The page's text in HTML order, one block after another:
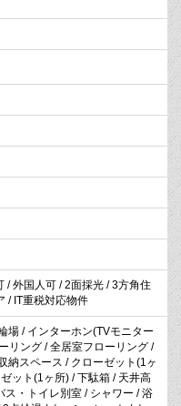
/ 外国人可 / 2面採光 / 3方角住
/ IT重税対応物件
場 / インターホン(TVモニター
リング / 全居室フローリング /
納スペース / クローゼット(1ヶ
ット(1ヶ所) / 下駄箱 / 天井高
ス・トイレ別室 / シャワー / 浴